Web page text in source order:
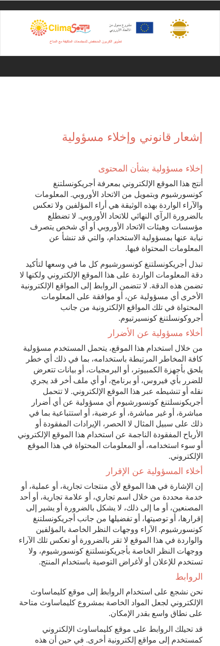
إشعار قانوني وإخلاء مسؤولية
إخلاء مسؤولية بشأن المحتوى
أنتج هذا الموقع الإلكتروني بمعرفة أجريكونسلتنغ
كونسورشيوم وبتمويل من الاتحاد الأوروبي. المعلومات
والآراء الواردة بهذه الوثيقة هي أراء المؤلفين ولا تعكس
بالضرورة الرآي النهائي للاتحاد الأوروبي. لا تضطلع
مؤسسات وهيئات الاتحاد الأوروبي أو أي شخص يتصرف
نيابة عنها بمسؤولية الاستخدام، والتي قد تنشأ عن
المعلومات المحتواة فيها.
تبذل أجريكونسلتنغ كونسورشيوم كل ما في وسعها لتأكيد
دقة المعلومات الواردة على هذا الموقع الإلكتروني ولكنها لا
تضمن هذه الدقة. لا تتضمن الروابط إلى المواقع الإلكترونية
الأخرى أي مسؤولية عن، أو موافقة على المعلومات
المحتواة في تلك المواقع الإلكترونية من جانب
أجروكونسلتنغ كونسيرتيوم.
أخلاء مسؤولية عن الأضرار
من خلال استخدام هذا الموقع، يتحمل المستخدم مسؤولية
كافة المخاطر المرتبطة باستخدامه، بما في ذلك أي خطر
يلحق بأجهزة الكمبيوتر، أو البرمجيات، أو بيانات تتعرض
للضرر بأي فيروس، أو برنامج، أو أي ملف أخر قد يجري
نقله أو تنشيطه عبر هذا الموقع الإلكتروني. لا تتحمل
أجريكونسلتنغ كونسورشيوم أي مسؤولية عن أي أضرار
مباشرة، أو غير مباشرة، أو عرضية، أو استتباعية بما في
ذلك على سبيل المثال لا الحصر، الإيرادات المفقودة أو
الأرباح المفقودة الناجمة عن استخدام هذا الموقع الإلكتروني
أو سوء استخدامه، أو المعلومات المحتواة في هذا الموقع
الإلكتروني.
أخلاء المسؤولية عن الإقرار
إن الإشارة في هذا الموقع لأي منتجات تجارية، أو عملية، أو
خدمة محددة من خلال اسم تجاري، أو علامة تجارية، أو أحد
المصنعين، أو ما إلى ذلك، لا يشكل بالضرورة أو يشير إلى
إقرارها، أو توصيتها، أو تفضيلها من جانب أجريكونسلتنغ
كونسورشيوم. الآراء ووجهات النظر الخاصة بالمؤلفين
والواردة في هذا الموقع لا تقر بالضرورة أو تعكس تلك الآراء
ووجهات النظر الخاصة بأجريكونسلتنغ كونسورشيوم، ولا
تستخدم للإعلان أو لأغراض التوصية باستخدام المنتج.
الروابط
نحن نشجع على استخدام الروابط إلى موقع كليماساوث
الإلكتروني لجعل المواد الخاصة بمشروع كليماساوث متاحة
على نطاق واسع بقدر الإمكان.
قد تحيلك الروابط على موقع كليماساوث الإلكتروني
كمستخدم إلى مواقع إلكترونية أخرى. في حين أن هذه